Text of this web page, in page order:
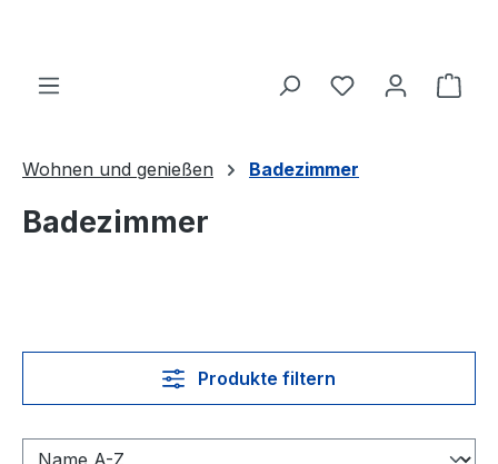
Du hast 0
Wohnen und genießen Badezimmer
Badezimmer
Produkte filtern